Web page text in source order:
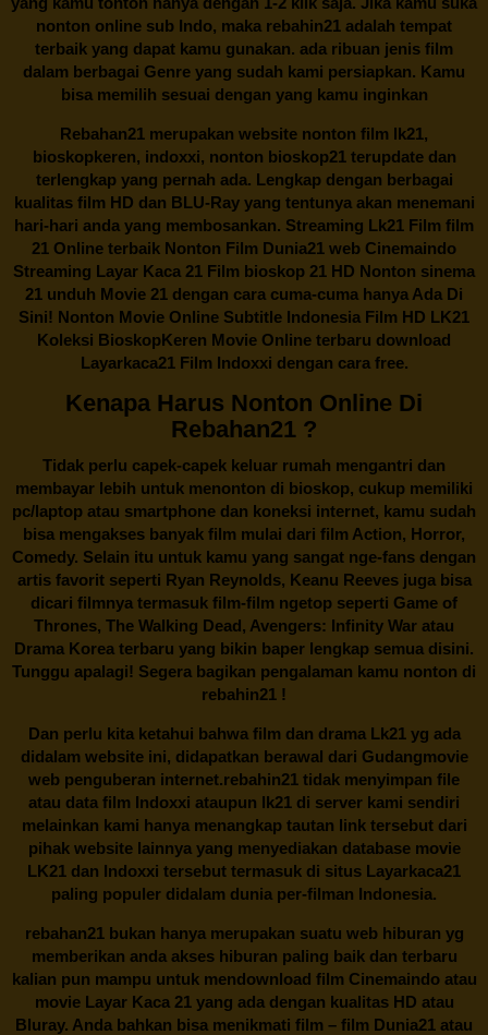
nonton online sub Indo, maka rebahin21 adalah tempat
terbaik yang dapat kamu gunakan. ada ribuan jenis film
dalam berbagai Genre yang sudah kami persiapkan. Kamu
bisa memilih sesuai dengan yang kamu inginkan
Rebahan21 merupakan website nonton film lk21,
bioskopkeren, indoxxi, nonton bioskop21 terupdate dan
terlengkap yang pernah ada. Lengkap dengan berbagai
kualitas film HD dan BLU-Ray yang tentunya akan menemani
hari-hari anda yang membosankan. Streaming Lk21 Film film
21 Online terbaik Nonton Film Dunia21 web Cinemaindo
Streaming Layar Kaca 21 Film bioskop 21 HD Nonton sinema
21 unduh Movie 21 dengan cara cuma-cuma hanya Ada Di
Sini! Nonton Movie Online Subtitle Indonesia Film HD LK21
Koleksi BioskopKeren Movie Online terbaru download
Layarkaca21 Film Indoxxi dengan cara free.
Kenapa Harus Nonton Online Di
Rebahan21 ?
Tidak perlu capek-capek keluar rumah mengantri dan
membayar lebih untuk menonton di bioskop, cukup memiliki
pc/laptop atau smartphone dan koneksi internet, kamu sudah
bisa mengakses banyak film mulai dari film Action, Horror,
Comedy. Selain itu untuk kamu yang sangat nge-fans dengan
artis favorit seperti Ryan Reynolds, Keanu Reeves juga bisa
dicari filmnya termasuk film-film ngetop seperti Game of
Thrones, The Walking Dead, Avengers: Infinity War atau
Drama Korea terbaru yang bikin baper lengkap semua disini.
Tunggu apalagi! Segera bagikan pengalaman kamu nonton di
rebahin21 !
Dan perlu kita ketahui bahwa film dan dramaLk21yg ada
didalam website ini, didapatkan berawal dari Gudangmovie
web penguberan internet.rebahin21 tidak menyimpan file
atau data film Indoxxi ataupun lk21 di server kami sendiri
melainkan kami hanya menangkap tautan link tersebut dari
pihak website lainnya yang menyediakan database movie
LK21 dan Indoxxi tersebut termasuk di situs Layarkaca21
paling populer didalam dunia per-filman Indonesia.
rebahan21bukan hanya merupakan suatu web hiburan yg
memberikan anda akses hiburan paling baik dan terbaru
kalian pun mampu untuk mendownload film Cinemaindo atau
movie Layar Kaca 21 yang ada dengan kualitas HD atau
Bluray. Anda bahkan bisa menikmati film – film Dunia21 atau